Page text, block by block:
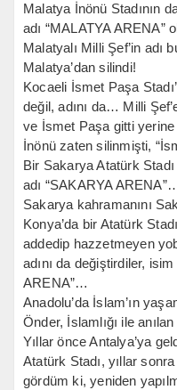
Malatya İnönü Stadının
adı “MALATYA ARENA”
Malatyalı Milli Şef’in adı
Malatya’dan silindi!
Kocaeli İsmet Paşa
değil, adını da… Milli
ve İsmet Paşa gitti yerine
İnönü zaten silinmişti,
Bir Sakarya Atatürk
adı “SAKARYA
Sakarya kahramanını
Konya’da bir Atatürk
addedip hazzetmeyen
adını da değiştirdiler,
ARENA”…
Anadolu’da İslam’ın
Önder, İslamlığı ile
Yıllar önce Antalya’ya
Atatürk Stadı, yıllar
gördüm ki, yeniden